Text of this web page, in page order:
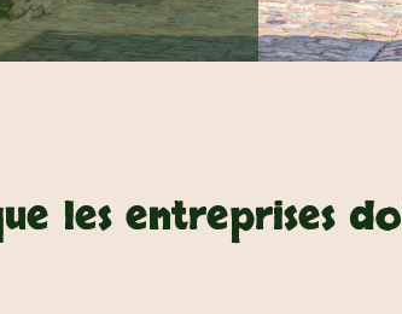
les entreprises